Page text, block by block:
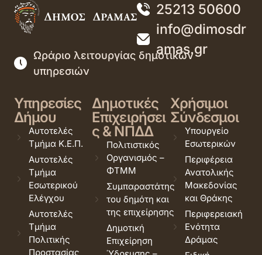
25213 50600
info@dimosdr
amas.gr
Ωράριο λειτουργίας δημοτικών
υπηρεσιών
Υπηρεσίες
Δήμου
Αυτοτελές
Τμήμα Κ.Ε.Π.
Αυτοτελές
Τμήμα
Εσωτερικού
Ελέγχου
Αυτοτελές
Τμήμα
Πολιτικής
Προστασίας
Δημοτικές
Επιχειρήσει
ς & ΝΠΔΔ
Πολιτιστικός
Οργανισμός –
ΦΤΜΜ
Συμπαραστάτης
του δημότη και
της επιχείρησης
Δημοτική
Επιχείρηση
Χρήσιμοι
Σύνδεσμοι
Υπουργείο
Εσωτερικών
Περιφέρεια
Ανατολικής
Μακεδονίας
και Θράκης
Περιφερειακή
Ενότητα
Δράμας